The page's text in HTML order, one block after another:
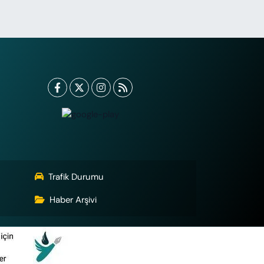
Trafik Durumu
Haber Arşivi